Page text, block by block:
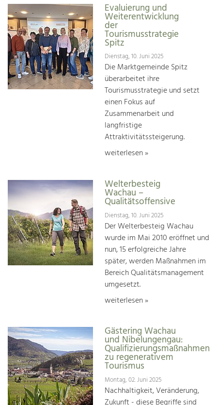
Evaluierung und
Weiterentwicklung
der
Tourismusstrategie
Spitz
Dienstag, 10. Juni 2025
Die Marktgemeinde Spitz
überarbeitet ihre
Tourismusstrategie und setzt
einen Fokus auf
Zusammenarbeit und
langfristige
Attraktivitätssteigerung.
weiterlesen »
Welterbesteig
Wachau –
Qualitätsoffensive
Dienstag, 10. Juni 2025
Der Welterbesteig Wachau
wurde im Mai 2010 eröffnet und
nun, 15 erfolgreiche Jahre
später, werden Maßnahmen im
Bereich Qualitätsmanagement
umgesetzt.
weiterlesen »
Gästering Wachau
und Nibelungengau:
Qualifizierungsmaßnahmen
zu regenerativem
Tourismus
Montag, 02. Juni 2025
Nachhaltigkeit, Veränderung,
Zukunft - diese Begriffe sind